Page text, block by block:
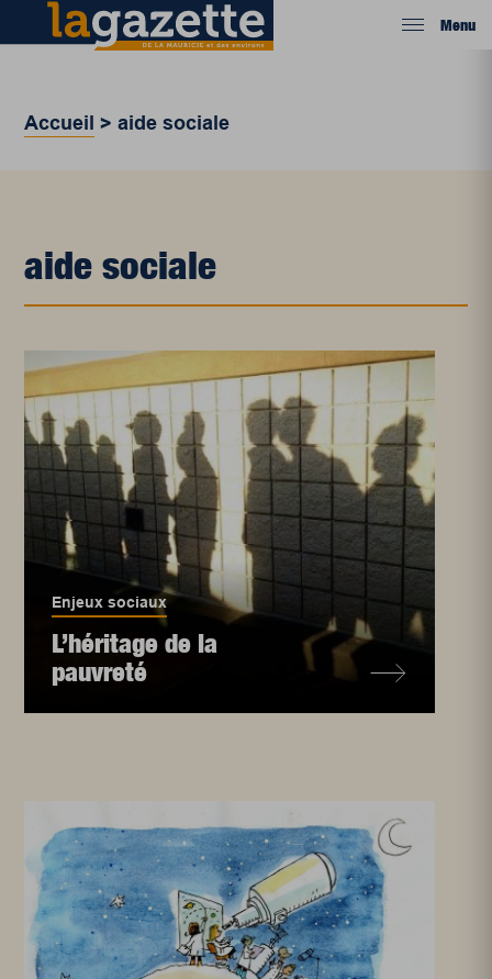
Menu
Accueil >aide sociale
aide sociale
Enjeux sociaux
L’héritage de la
pauvreté